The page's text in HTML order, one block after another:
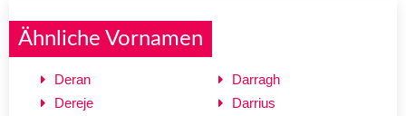
Ähnliche Vornamen
Deran
Dereje
Darragh
Darrius